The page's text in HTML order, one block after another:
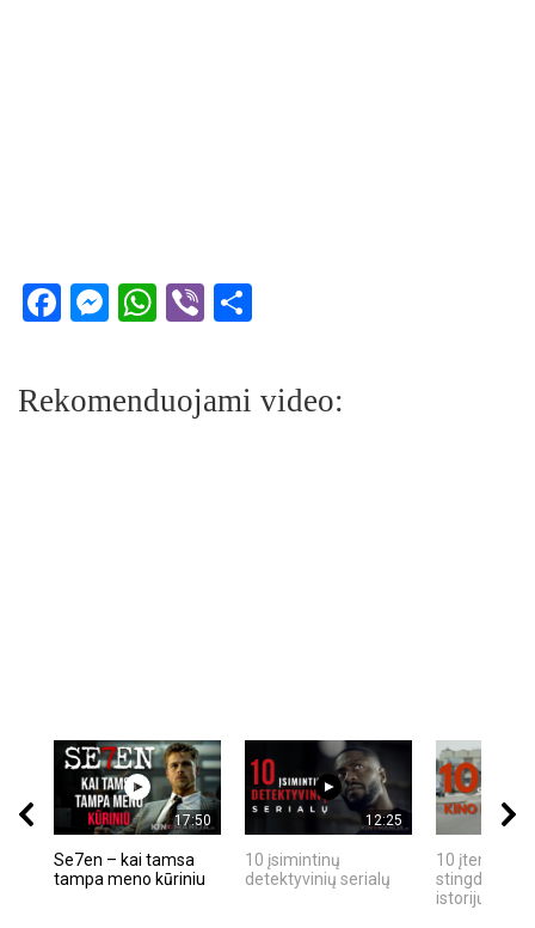
Facebook
Messenger
WhatsApp
Viber
Rekomenduojami video:
17:50
Se7en – kai tamsa
tampa meno kūriniu
12:25
10 įsimintinų
detektyvinių serialų
10 įtemptų,
stingdančių
istorijų